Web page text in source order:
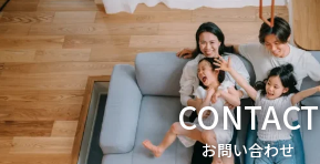
CONTACT
お問い合わせ